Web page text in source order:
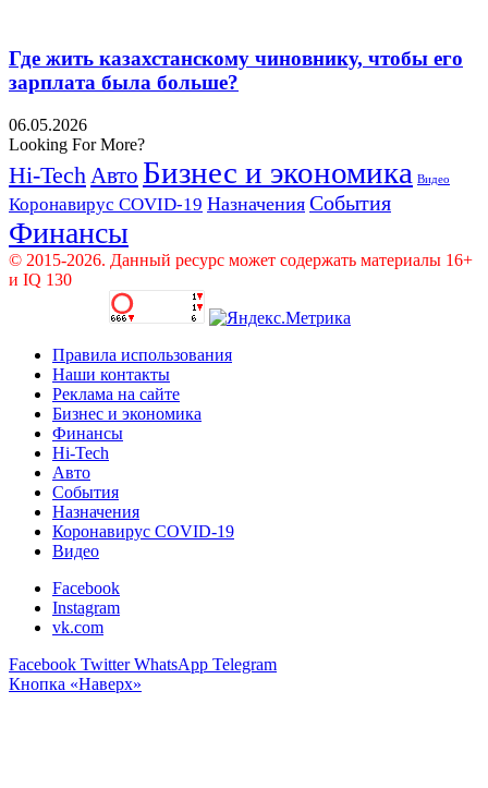
Где жить казахстанскому чиновнику, чтобы его
зарплата была больше?
06.05.2026
Looking For More?
Hi-Tech Авто Бизнес и экономика Видео
Коронавирус COVID-19 Назначения События
Финансы
© 2015-2026. Данный ресурс может содержать материалы 16+
и IQ 130
Правила использования
Наши контакты
Реклама на сайте
Бизнес и экономика
Финансы
Hi-Tech
Авто
События
Назначения
Коронавирус COVID-19
Видео
Facebook
Instagram
vk.com
Facebook Twitter WhatsApp Telegram
Кнопка «Наверх»